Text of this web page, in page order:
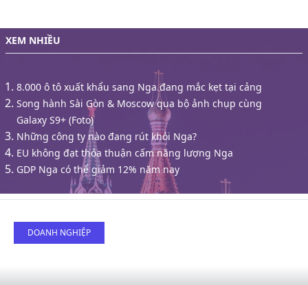
XEM NHIỀU
8.000 ô tô xuất khẩu sang Nga đang mắc kẹt tại cảng
Song hành Sài Gòn & Moscow qua bộ ảnh chụp cùng
Galaxy S9+ (Foto)
Những công ty nào đang rút khỏi Nga?
EU không đạt thỏa thuận cấm năng lượng Nga
GDP Nga có thể giảm 12% năm nay
DOANH NGHIỆP